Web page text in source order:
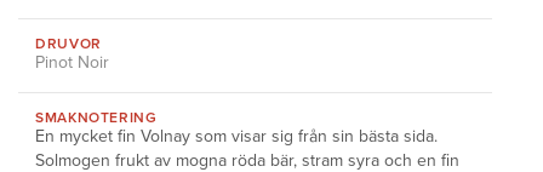
DRUVOR
Pinot Noir
SMAKNOTERING
En mycket fin Volnay som visar sig från sin bästa sida.
Solmogen frukt av mogna röda bär, stram syra och en fin